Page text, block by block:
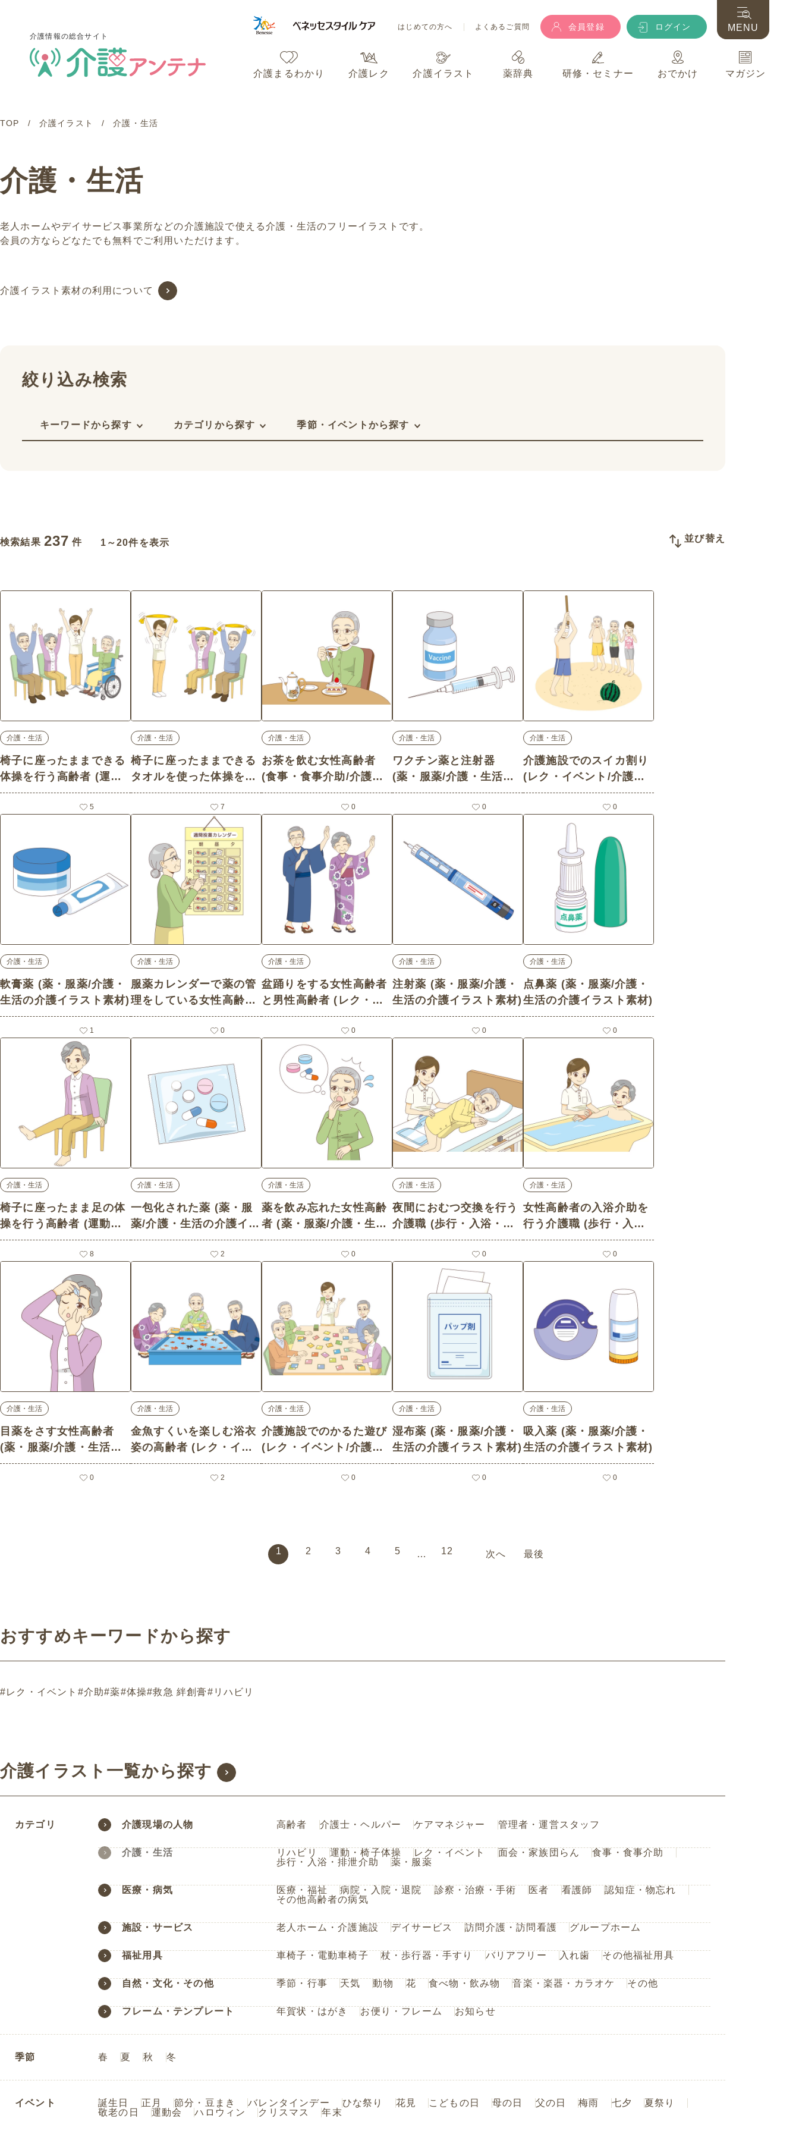
介護情報の総合サイト
はじめての方へ よくあるご質問 会員登録 ログイン
介護まるわかり 介護レク 介護イラスト 薬辞典 研修・セミナー おでかけ マガジン
MENU
介護情報の総合サイト
TOP 介護イラスト 介護・生活
介護・生活
老人ホームやデイサービス事業所などの介護施設で使える介護・生活のフリーイラストです。
会員の方ならどなたでも無料でご利用いただけます。
介護イラスト素材の利用について
絞り込み検索
キーワードから探す カテゴリから探す 季節・イベントから探す
検索結果 237 件 1～20件を表示 並び替え
介護・生活
椅子に座ったままできる
体操を行う高齢者 (運
動・椅子体操/介護・生活
の介護イラスト素材)
5
介護・生活
椅子に座ったままできる
タオルを使った体操を行
う高齢者 (運動・椅子体
操/介護・生活の介護イラ
7
介護・生活
お茶を飲む女性高齢者
(食事・食事介助/介護・
生活の介護イラスト素材)
0
介護・生活
ワクチン薬と注射器
(薬・服薬/介護・生活の
介護イラスト素材)
0
介護・生活
介護施設でのスイカ割り
(レク・イベント/介護・
生活の介護イラスト素材)
0
介護・生活
軟膏薬 (薬・服薬/介護・
生活の介護イラスト素材)
1
介護・生活
服薬カレンダーで薬の管
理をしている女性高齢者
(薬・服薬/介護・生活の
介護イラスト素材)
0
介護・生活
盆踊りをする女性高齢者
と男性高齢者 (レク・イ
ベント/介護・生活の介護
0
介護・生活
注射薬 (薬・服薬/介護・
生活の介護イラスト素材)
0
介護・生活
点鼻薬 (薬・服薬/介護・
生活の介護イラスト素材)
0
介護・生活
椅子に座ったまま足の体
操を行う高齢者 (運動・
椅子体操/介護・生活の介
護イラスト素材)
8
介護・生活
一包化された薬 (薬・服
薬/介護・生活の介護イラ
スト素材)
2
介護・生活
薬を飲み忘れた女性高齢
者 (薬・服薬/介護・生活
の介護イラスト素材)
0
介護・生活
夜間におむつ交換を行う
介護職 (歩行・入浴・排
泄介助/介護・生活の介護
0
介護・生活
女性高齢者の入浴介助を
行う介護職 (歩行・入
浴・排泄介助/介護・生活
の介護イラスト素材)
0
介護・生活
目薬をさす女性高齢者
(薬・服薬/介護・生活の
介護イラスト素材)
0
介護・生活
金魚すくいを楽しむ浴衣
姿の高齢者 (レク・イベ
ント/介護・生活の介護イ
2
介護・生活
介護施設でのかるた遊び
(レク・イベント/介護・
生活の介護イラスト素材)
0
介護・生活
湿布薬 (薬・服薬/介護・
生活の介護イラスト素材)
0
介護・生活
吸入薬 (薬・服薬/介護・
生活の介護イラスト素材)
0
1 2 3 4 5 … 12 次へ 最後
おすすめキーワードから探す
#レク・イベント #介助#薬#体操#救急 絆創膏#リハビリ
介護イラスト一覧から探す
カテゴリ 介護現場の人物 高齢者 介護士・ヘルパー ケアマネジャー 管理者・運営スタッフ
介護・生活 リハビリ 運動・椅子体操 レク・イベント 面会・家族団らん
食事・食事介助
歩行・入浴・排泄介助
薬・服薬
医療・病気 医療・福祉 病院・入院・退院 診察・治療・手術 医者 看護師
認知症・物忘れ
その他高齢者の病気
施設・サービス 老人ホーム・介護施設 デイサービス 訪問介護・訪問看護 グループホーム
福祉用具 車椅子・電動車椅子 杖・歩行器・手すり バリアフリー 入れ歯 その他福祉用具
自然・文化・その他 季節・行事 天気 動物 花 食べ物・飲み物 音楽・楽器・カラオケ その他
フレーム・テンプレート 年賀状・はがき お便り・フレーム お知らせ
季節 春 夏 秋 冬
イベント 誕生日 正月 節分・豆まき バレンタインデー ひな祭り 花見 こどもの日 母の日 父の日 梅雨 七夕
夏祭り
敬老の日
運動会 ハロウィン クリスマス 年末